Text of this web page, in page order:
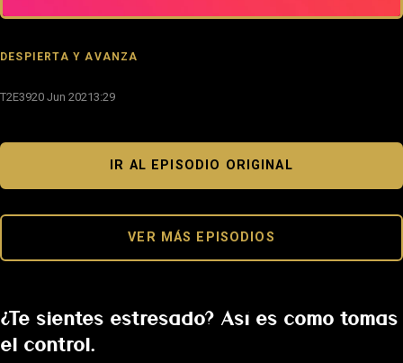
DESPIERTA Y AVANZA
T2E3920 Jun 20213:29
IR AL EPISODIO ORIGINAL
VER MÁS EPISODIOS
¿Te sientes estresado? Así es como tomas
el control.